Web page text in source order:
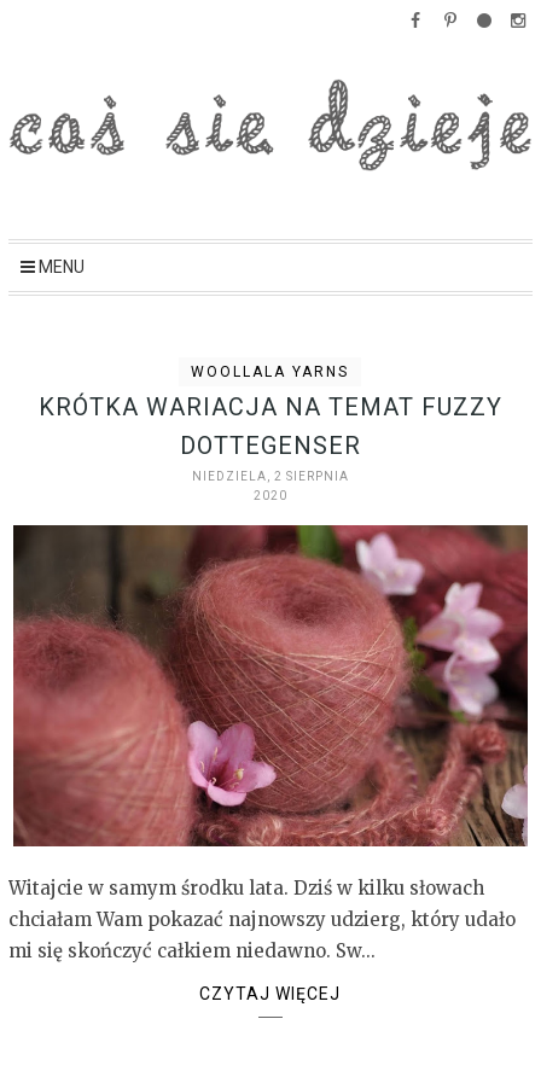
MENU
WOOLLALA YARNS
KRÓTKA WARIACJA NA TEMAT FUZZY
DOTTEGENSER
NIEDZIELA, 2 SIERPNIA
2020
Witajcie w samym środku lata. Dziś w kilku słowach
chciałam Wam pokazać najnowszy udzierg, który udało
mi się skończyć całkiem niedawno. Sw...
CZYTAJ WIĘCEJ